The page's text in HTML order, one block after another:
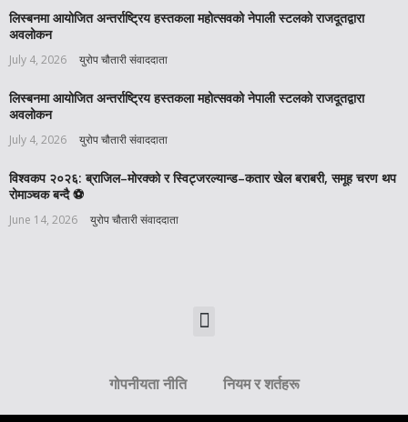
लिस्बनमा आयोजित अन्तर्राष्ट्रिय हस्तकला महोत्सवको नेपाली स्टलको राजदूतद्वारा
अवलोकन
July 4, 2026 युरोप चौतारी संवाददाता
लिस्बनमा आयोजित अन्तर्राष्ट्रिय हस्तकला महोत्सवको नेपाली स्टलको राजदूतद्वारा
अवलोकन
July 4, 2026 युरोप चौतारी संवाददाता
विश्वकप २०२६: ब्राजिल–मोरक्को र स्विट्जरल्यान्ड–कतार खेल बराबरी, समूह चरण थप
रोमाञ्चक बन्दै ⚽️
June 14, 2026 युरोप चौतारी संवाददाता
गोपनीयता नीति नियम र शर्तहरू